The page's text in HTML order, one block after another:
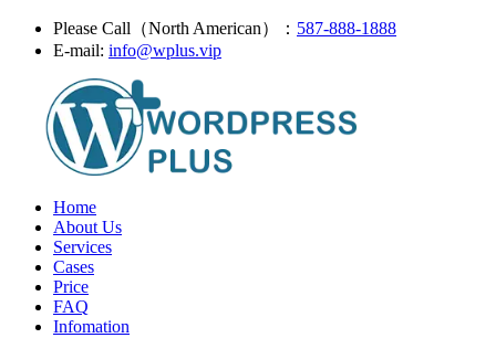
Please Call（North American）： 587-888-1888
E-mail: info@wplus.vip
Home
About Us
Services
Cases
Price
FAQ
Infomation